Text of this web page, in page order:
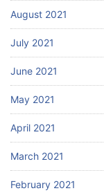
August 2021
July 2021
June 2021
May 2021
April 2021
March 2021
February 2021